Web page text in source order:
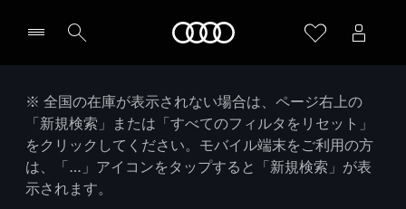
※ 全国の在庫が表示されない場合は、ページ右上の
「新規検索」または「すべてのフィルタをリセット」
をクリックしてください。モバイル端末をご利用の方
は、「…」アイコンをタップすると「新規検索」が表
示されます。